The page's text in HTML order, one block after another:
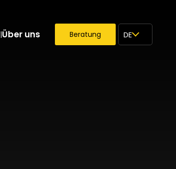
|Über uns Beratung DE